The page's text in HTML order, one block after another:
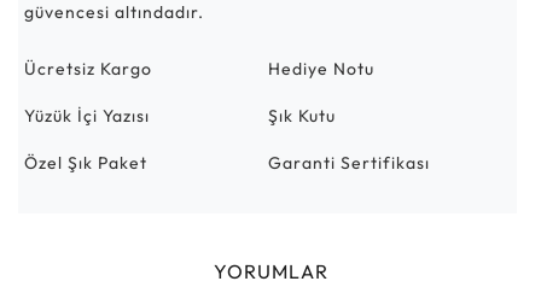
güvencesi altındadır.
Ücretsiz Kargo Hediye Notu
Yüzük İçi Yazısı Şık Kutu
Özel Şık Paket Garanti Sertifikası
YORUMLAR